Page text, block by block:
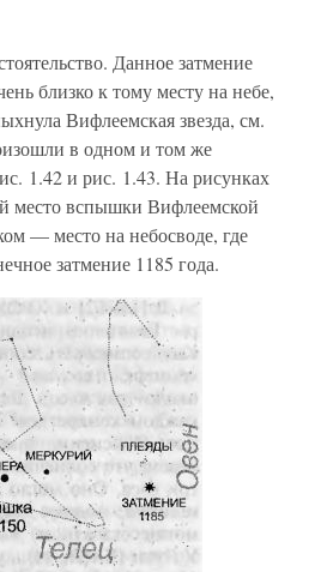
Данное затмение
близко к тому месту на небе,
Вифлеемская звезда, см.
в одном и том же
1.42 и рис. 1.43. На рисунках
место вспышки Вифлеемской
— место на небосводе, где
затмение 1185 года.